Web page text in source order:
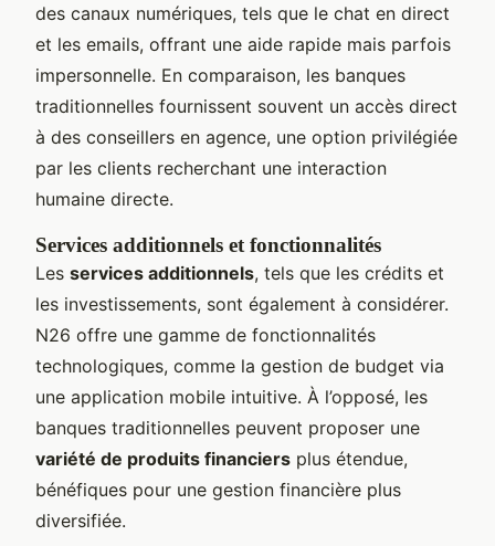
des canaux numériques, tels que le chat en direct
et les emails, offrant une aide rapide mais parfois
impersonnelle. En comparaison, les banques
traditionnelles fournissent souvent un accès direct
à des conseillers en agence, une option privilégiée
par les clients recherchant une interaction
humaine directe.
Services additionnels et fonctionnalités
Les services additionnels, tels que les crédits et
les investissements, sont également à considérer.
N26 offre une gamme de fonctionnalités
technologiques, comme la gestion de budget via
une application mobile intuitive. À l’opposé, les
banques traditionnelles peuvent proposer une
variété de produits financiers plus étendue,
bénéfiques pour une gestion financière plus
diversifiée.